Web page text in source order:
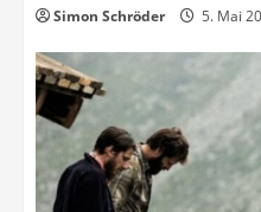
Simon Schröder 5. Mai